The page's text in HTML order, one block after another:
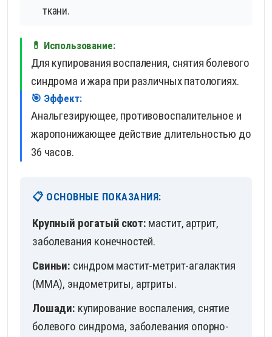
ткани.
💊 Использование:
Для купирования воспаления, снятия болевого
синдрома и жара при различных патологиях.
🎯 Эффект:
Анальгезирующее, противовоспалительное и
жаропонижающее действие длительностью до
36 часов.
📋 ОСНОВНЫЕ ПОКАЗАНИЯ:
Крупный рогатый скот: мастит, артрит,
заболевания конечностей.
Свиньи: синдром мастит-метрит-агалактия
(ММА), эндометриты, артриты.
Лошади: купирование воспаления, снятие
болевого синдрома, заболевания опорно-